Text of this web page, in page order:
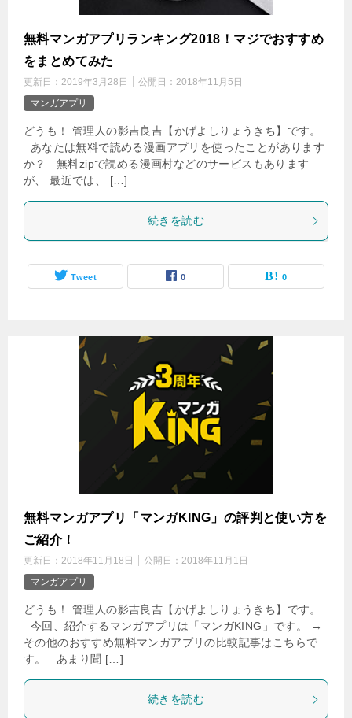
無料マンガアプリランキング2018！マジでおすすめ
をまとめてみた
更新日： 2019年3月28日 公開日： 2018年11月5日
マンガアプリ
どうも！ 管理人の影吉良吉【かげよしりょうきち】です。
あなたは無料で読める漫画アプリを使ったことがあります
か？ 無料zipで読める漫画村などのサービスもあります
が、 最近では、 […]
続きを読む
Tweet 0 0
無料マンガアプリ「マンガKING」の評判と使い方を
ご紹介！
更新日： 2018年11月18日 公開日： 2018年11月1日
マンガアプリ
どうも！ 管理人の影吉良吉【かげよしりょうきち】です。
今回、紹介するマンガアプリは「マンガKING」です。 →
その他のおすすめ無料マンガアプリの比較記事はこちらで
す。 あまり聞 […]
続きを読む